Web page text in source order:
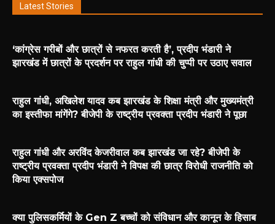
Latest Stories
‘कांग्रेस गरीबों और छात्रों से नफरत करती है’, प्रदीप भंडारी ने
झारखंड में छात्रों के प्रदर्शन पर राहुल गांधी की चुप्पी पर उठाए सवाल
राहुल गांधी, अखिलेश यादव कब झारखंड के शिक्षा मंत्री और मुख्यमंत्री
का इस्तीफा मांगेंगे? बीजेपी के राष्ट्रीय प्रवक्ता प्रदीप भंडारी ने पूछा
राहुल गांधी और अरविंद केजरीवाल कब झारखंड जा रहे? बीजेपी के
राष्ट्रीय प्रवक्ता प्रदीप भंडारी ने विपक्ष की छात्र विरोधी राजनीति को
किया एक्सपोज
क्या पुलिसकर्मियों के Gen Z बच्चों को संविधान और कानून के हिसाब